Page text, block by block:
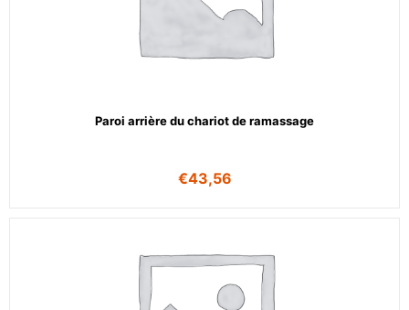
Paroi arrière du chariot de ramassage
€43,56